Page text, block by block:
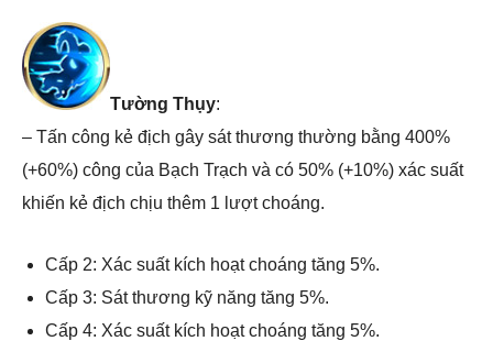
Tường Thụy:
– Tấn công kẻ địch gây sát thương thường bằng 400%
(+60%) công của Bạch Trạch và có 50% (+10%) xác suất
khiến kẻ địch chịu thêm 1 lượt choáng.
Cấp 2: Xác suất kích hoạt choáng tăng 5%.
Cấp 3: Sát thương kỹ năng tăng 5%.
Cấp 4: Xác suất kích hoạt choáng tăng 5%.